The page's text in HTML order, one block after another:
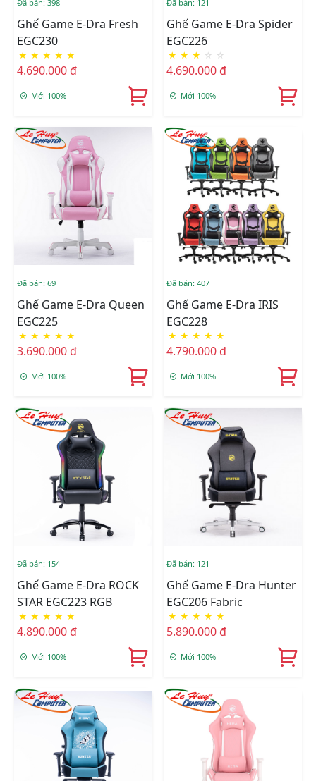
Đã bán: 398
Ghế Game E-Dra Fresh
EGC230
★ ★ ★ ★ ★
4.690.000 đ
Mới 100%
Đã bán: 121
Ghế Game E-Dra Spider
EGC226
★ ★ ★ ☆ ☆
4.690.000 đ
Mới 100%
Đã bán: 69
Ghế Game E-Dra Queen
EGC225
★ ★ ★ ★ ★
3.690.000 đ
Mới 100%
Đã bán: 407
Ghế Game E-Dra IRIS
EGC228
★ ★ ★ ★ ★
4.790.000 đ
Mới 100%
Đã bán: 154
Ghế Game E-Dra ROCK
STAR EGC223 RGB
★ ★ ★ ★ ★
4.890.000 đ
Mới 100%
Đã bán: 121
Ghế Game E-Dra Hunter
EGC206 Fabric
★ ★ ★ ★ ★
5.890.000 đ
Mới 100%